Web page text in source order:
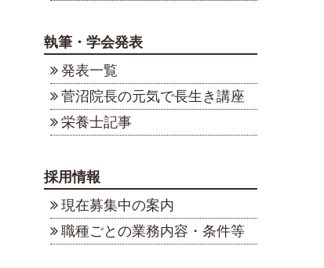
執筆・学会発表
発表一覧
菅沼院長の元気で長生き講座
栄養士記事
採用情報
現在募集中の案内
職種ごとの業務内容・条件等